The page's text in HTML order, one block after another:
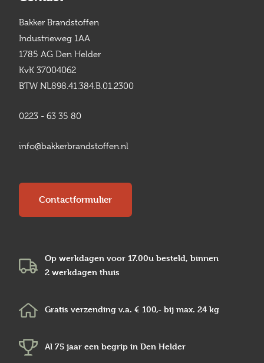
Bakker Brandstoffen
Industrieweg 1AA
1785 AG Den Helder
KvK 37004062
BTW NL898.41.384.B.01.2300
0223 - 63 35 80
info@bakkerbrandstoffen.nl
Contactformulier
Op werkdagen voor 17.00u besteld, binnen
2 werkdagen thuis
Gratis verzending v.a. € 100,- bij max. 24 kg
Al 75 jaar een begrip in Den Helder